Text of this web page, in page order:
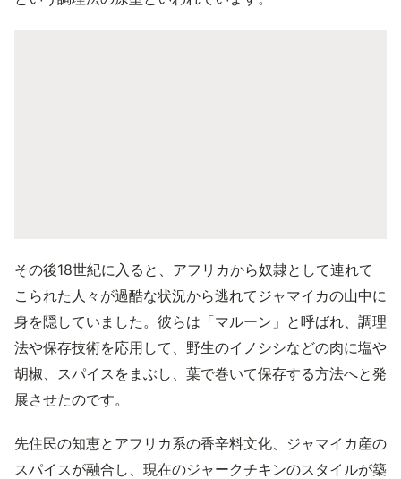
その後18世紀に入ると、アフリカから奴隷として連れて
こられた人々が過酷な状況から逃れてジャマイカの山中に
身を隠していました。彼らは「マルーン」と呼ばれ、調理
法や保存技術を応用して、野生のイノシシなどの肉に塩や
胡椒、スパイスをまぶし、葉で巻いて保存する方法へと発
展させたのです。
先住民の知恵とアフリカ系の香辛料文化、ジャマイカ産の
スパイスが融合し、現在のジャークチキンのスタイルが築